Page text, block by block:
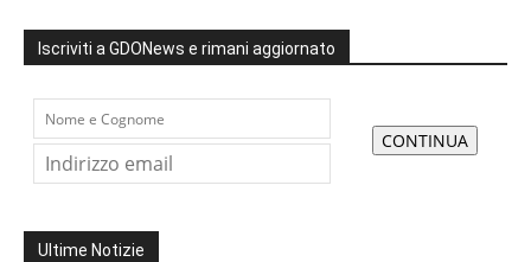
Iscriviti a GDONews e rimani aggiornato
Ultime Notizie